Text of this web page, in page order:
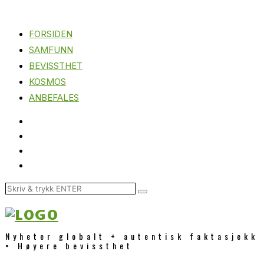
FORSIDEN
SAMFUNN
BEVISSTHET
KOSMOS
ANBEFALES
Nyheter globalt + autentisk faktasjekk
= Høyere bevissthet